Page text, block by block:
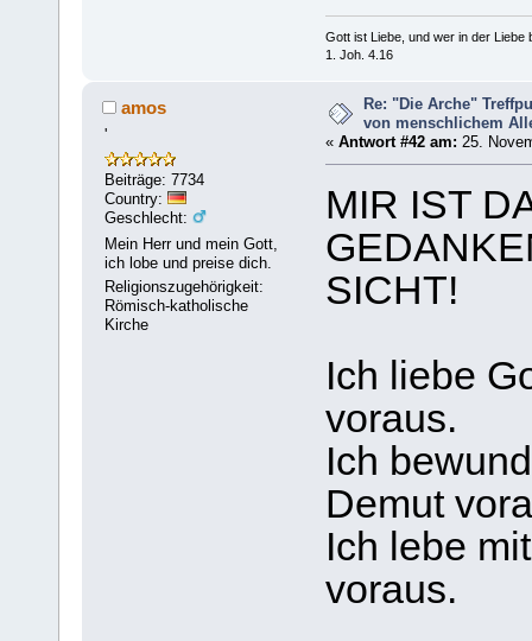
Gott ist Liebe, und wer in der Liebe
1. Joh. 4.16
amos
'
Beiträge: 7734
Country:
Geschlecht:
Mein Herr und mein Gott,
ich lobe und preise dich.
Religionszugehörigkeit:
Römisch-katholische
Kirche
Re: "Die Arche"
von menschlichem
« Antwort #42 am: 25.
MIR IST
SICHT!
Ich liebe
voraus.
Ich
Demut
Ich lebe
voraus.